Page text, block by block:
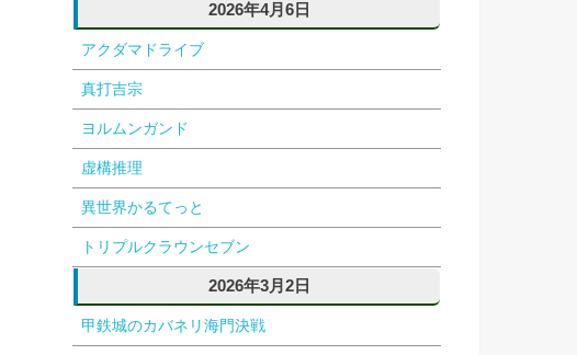
2026年4月6日
アクダマドライブ
真打吉宗
ヨルムンガンド
虚構推理
異世界かるてっと
トリプルクラウンセブン
2026年3月2日
甲鉄城のカバネリ海門決戦